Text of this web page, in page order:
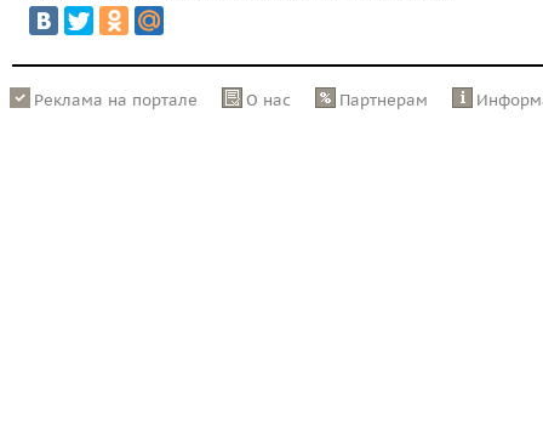
Реклама на портале О нас Партнерам